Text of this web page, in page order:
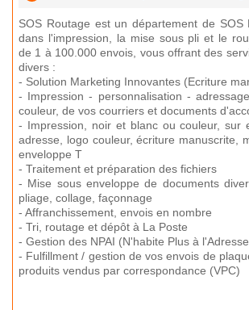
SOS Routage est un département de SOS
dans l'impression, la mise sous pli et le
de 1 à 100.000 envois, vous offrant des
divers :
- Solution Marketing Innovantes (Ecriture
- Impression - personnalisation -
couleur, de vos courriers et documents
- Impression, noir et blanc ou couleur, sur
adresse, logo couleur, écriture manuscrite,
enveloppe T
- Traitement et préparation des fichiers
- Mise sous enveloppe de documents
pliage, collage, façonnage
- Affranchissement, envois en nombre
- Tri, routage et dépôt à La Poste
- Gestion des NPAI (N'habite Plus à
- Fulfillment / gestion de vos envois de
produits vendus par correspondance (VPC)